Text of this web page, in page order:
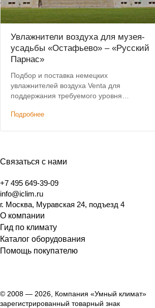
Увлажнители воздуха для музея-
усадьбы «Остафьево» – «Русский
Парнас»
Подбор и поставка немецких
увлажнителей воздуха Venta для
поддержания требуемого уровня
государственного музея. Предоставлена
Подробнее
Связаться с нами
+7 495 649-39-09
info@iclim.ru
г. Москва, Муравская 24, подъезд 4
О компании
Гид по климату
Каталог оборудования
Помощь покупателю
© 2008 — 2026, Компания «Умный климат»
зарегистрированный товарный знак